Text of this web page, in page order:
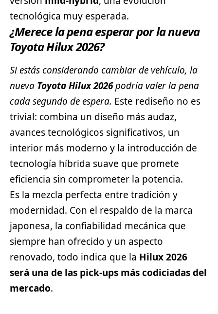
tecnológica muy esperada.
¿Merece la pena esperar por la nueva
Toyota Hilux 2026?
Si estás considerando cambiar de vehículo, la
nueva Toyota Hilux 2026podría valer la pena
cada segundo de espera. Este rediseño no es
trivial: combina un diseño más audaz,
avances tecnológicos significativos, un
interior más moderno y la introducción de
tecnología híbrida suave que promete
eficiencia sin comprometer la potencia.
Es la mezcla perfecta entre tradición y
modernidad. Con el respaldo de la marca
japonesa, la confiabilidad mecánica que
siempre han ofrecido y un aspecto
renovado, todo indica que la Hilux 2026
será una de las pick-ups más codiciadas del
mercado.